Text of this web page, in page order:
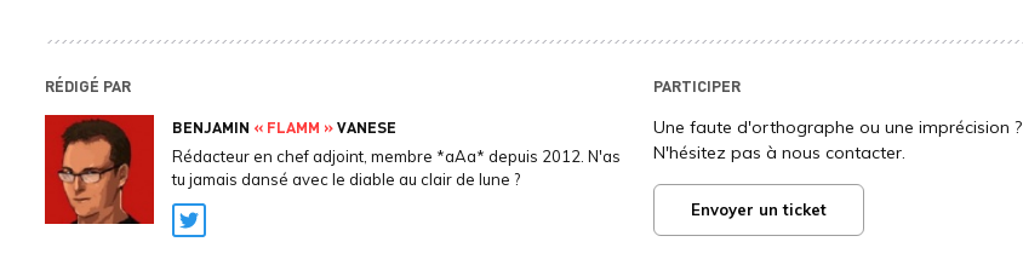
RÉDIGÉ PAR
BENJAMIN « FLAMM »VANESE
Rédacteur en chef adjoint, membre *aAa* depuis 2012. N'as
tu jamais dansé avec le diable au clair de lune ?
Twitter
PARTICIPER
Une faute d'orthographe ou une imprécision ?
N'hésitez pas à nous contacter.
Envoyer un ticket